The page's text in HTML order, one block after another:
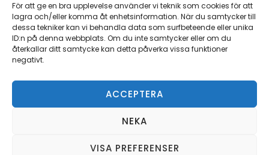
För att ge en bra upplevelse använder vi teknik som cookies för att
lagra och/eller komma åt enhetsinformation. När du samtycker till
dessa tekniker kan vi behandla data som surfbeteende eller unika
ID:n på denna webbplats. Om du inte samtycker eller om du
återkallar ditt samtycke kan detta påverka vissa funktioner
negativt.
ACCEPTERA
NEKA
VISA PREFERENSER